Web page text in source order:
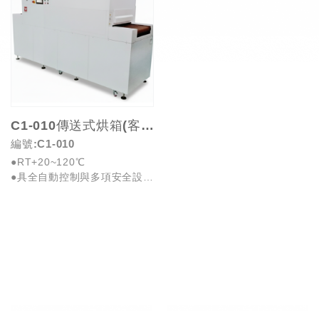
C1-010傳送式烘箱(客製品)
編號:C1-010
●RT+20~120℃
●具全自動控制與多項安全設計